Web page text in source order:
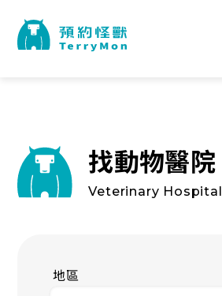
找動物醫院
Veterinary Hospital
地區